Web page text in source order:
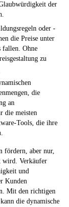
der
oder -
die Preise unter
fallen. Ohne
zu
die
an
die meisten
Tools, die ihre
fördern, aber nur,
wird. Verkäufer
und
Kunden
Mit den richtigen
die dynamische